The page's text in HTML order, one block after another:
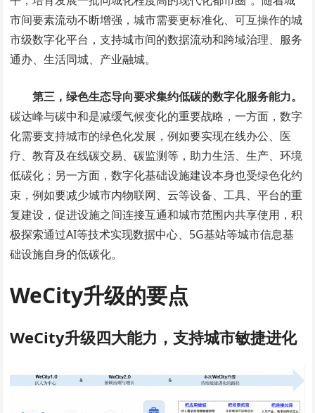
市间要素流动不断增强，城市需要更标准化、可互操作的城
市级数字化平台，支持城市间的数据流动和跨域治理、服务
通办、生活同城、产业融城。
第三，绿色生态导向要求集约低碳的数字化服务能力。
碳达峰与碳中和是减缓气候变化的重要战略，一方面，数字
化需要支持城市的绿色化发展，例如要实现在线办公、医
疗、教育及在线碳交易、碳监测等，助力生活、生产、环境
低碳化；另一方面，数字化基础设施建设本身也受绿色化约
束，例如要减少城市内物联网、云等设备、工具、平台的重
复建设，促进设施之间连接互通和城市范围内共享使用，积
极探索通过AI等技术实现数据中心、5G基站等城市信息基
础设施自身的低碳化。
WeCity升级的要点
WeCity升级四大能力，支持城市敏捷进化